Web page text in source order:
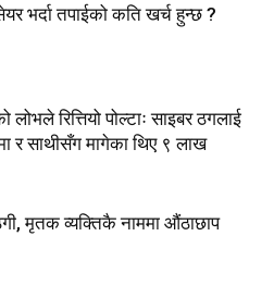
भर्दा तपाईको कति खर्च हुन्छ ?
लोभले रित्तियो पोल्टाः साइबर ठगलाई
र साथीसँग मागेका थिए ९ लाख
मृतक व्यक्तिकै नाममा औंठाछाप